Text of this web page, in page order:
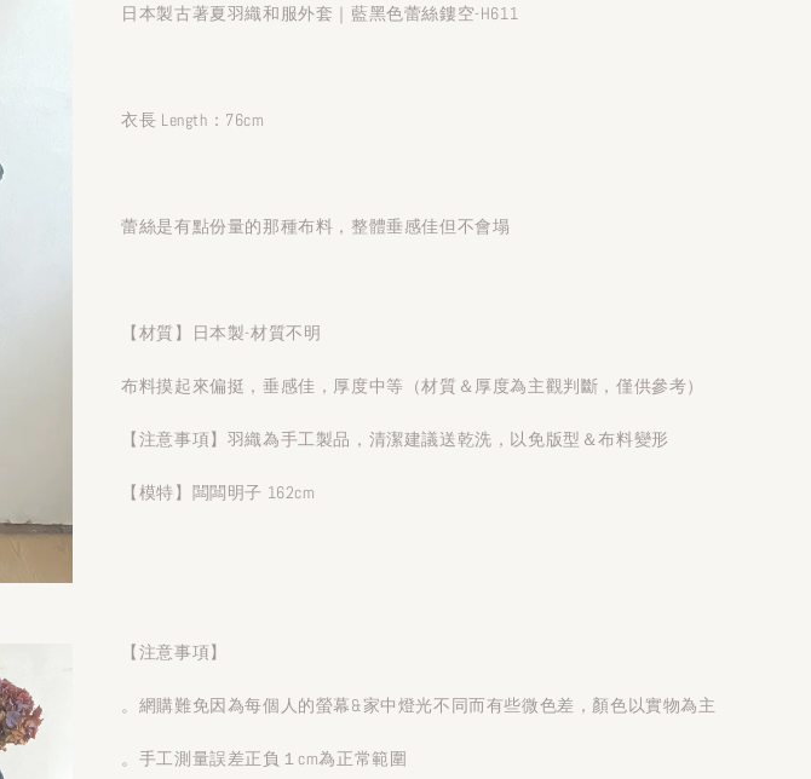
日本製古著夏羽織和服外套｜藍黑色蕾絲鏤空-H611
衣長 Length：76cm
蕾絲是有點份量的那種布料，整體垂感佳但不會塌
【材質】日本製-材質不明
布料摸起來偏挺，垂感佳，厚度中等（材質＆厚度為主觀判斷，僅供參考）
【注意事項】羽織為手工製品，清潔建議送乾洗，以免版型＆布料變形
【模特】闆闆明子 162cm
【注意事項】
。網購難免因為每個人的螢幕&家中燈光不同而有些微色差，顏色以實物為主
。手工測量誤差正負１cm為正常範圍